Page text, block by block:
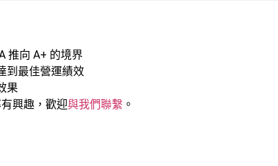
推向 A+ 的境界
到最佳營運績效
果
興趣，歡迎與我們聯繫 。